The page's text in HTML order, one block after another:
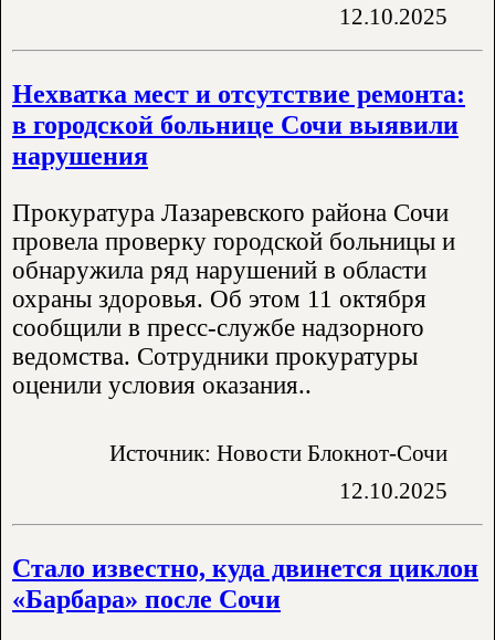
12.10.2025
Нехватка мест и отсутствие ремонта:
в городской больнице Сочи выявили
нарушения
Прокуратура Лазаревского района Сочи
провела проверку городской больницы и
обнаружила ряд нарушений в области
охраны здоровья. Об этом 11 октября
сообщили в пресс-службе надзорного
ведомства. Сотрудники прокуратуры
оценили условия оказания..
Источник: Новости Блокнот-Сочи
12.10.2025
Стало известно, куда двинется циклон
«Барбара» после Сочи